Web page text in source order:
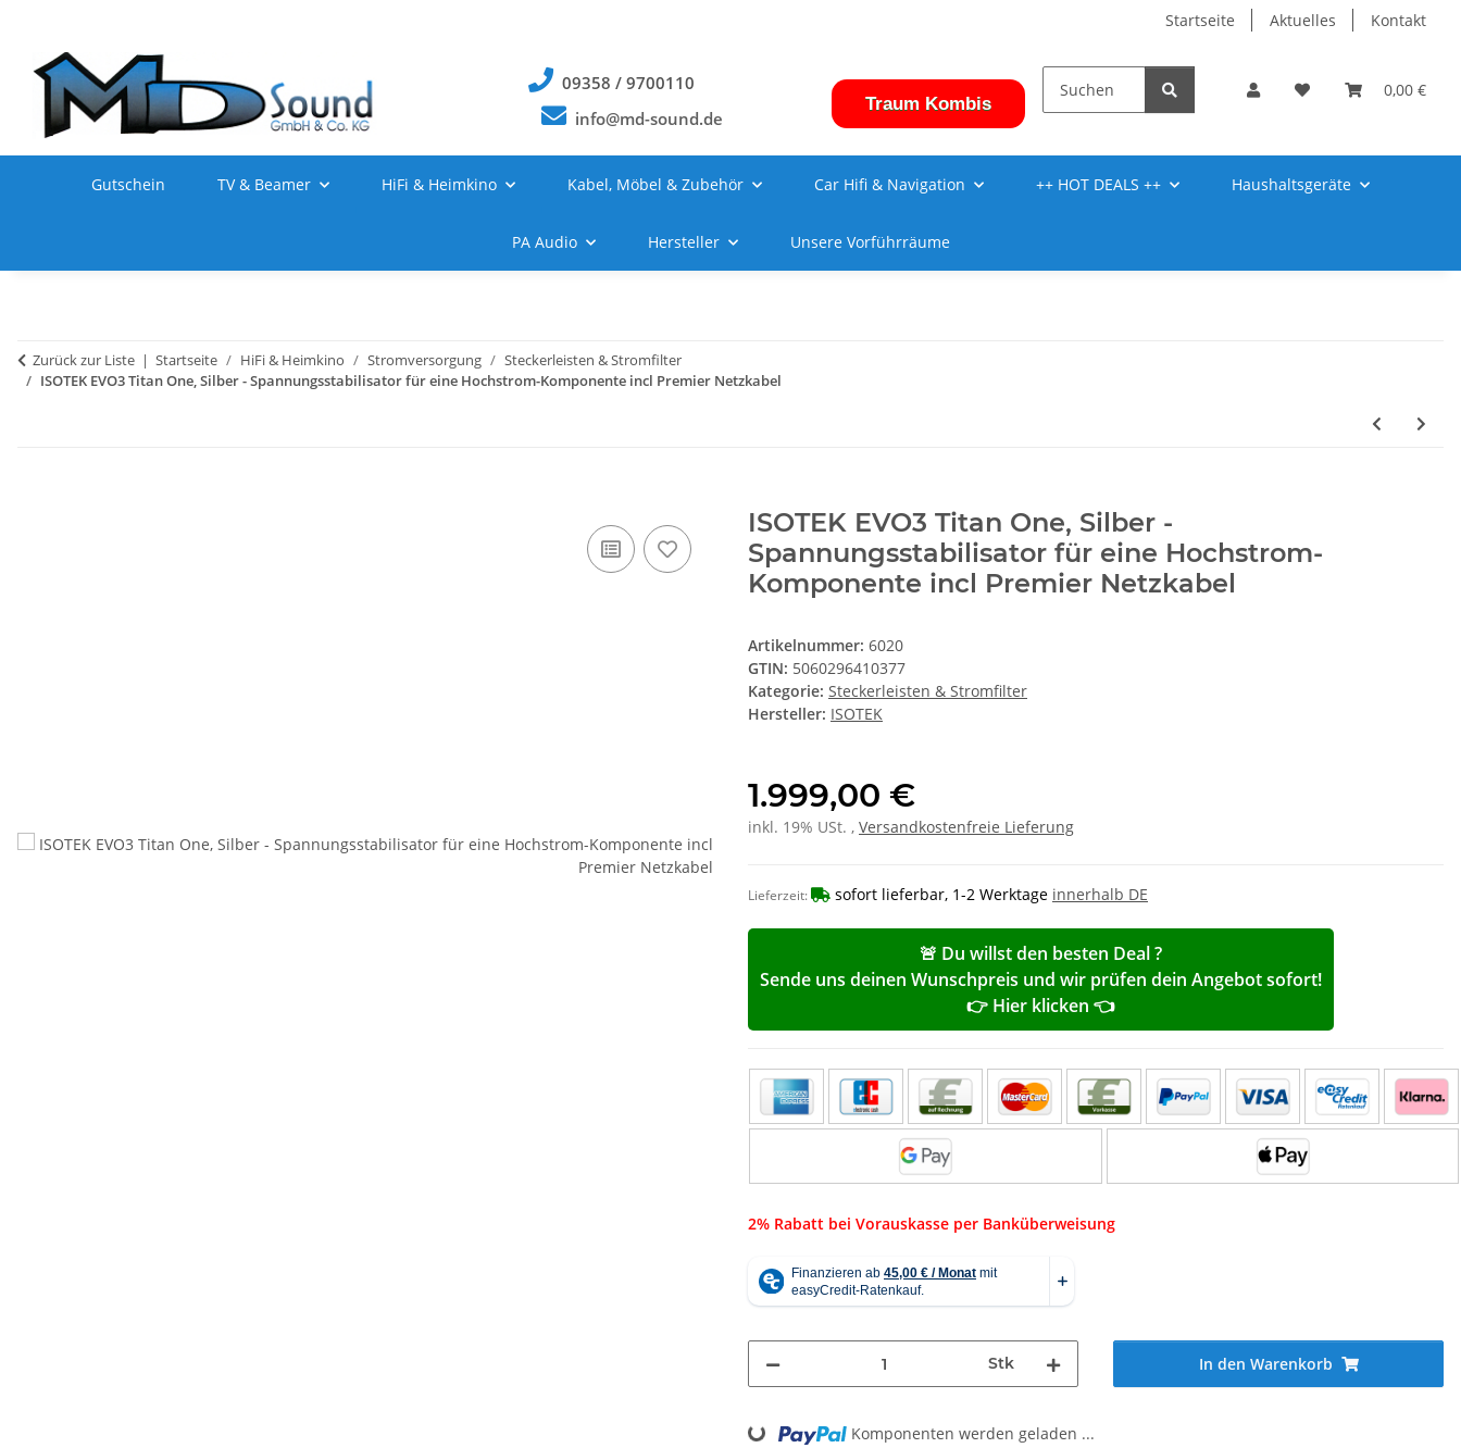
Startseite Aktuelles Kontakt
09358 / 9700110
info@md-sound.de
Traum Kombis
0,00 €
Gutschein TV & Beamer HiFi & Heimkino Kabel, Möbel & Zubehör Car Hifi & Navigation ++ HOT DEALS ++ Haushaltsgeräte
PA Audio Hersteller Unsere Vorführräume
Zurück zur Liste Startseite HiFi & Heimkino Stromversorgung
Steckerleisten & Stromfilter
ISOTEK EVO3 Titan One, Silber - Spannungsstabilisator für eine Hochstrom-Komponente incl Premier Netzkabel
ISOTEK EVO3 Titan One, Silber -
Spannungsstabilisator für eine Hochstrom-
Komponente incl Premier Netzkabel
Artikelnummer: 6020
GTIN: 5060296410377
Kategorie: Steckerleisten & Stromfilter
Hersteller: ISOTEK
1.999,00 €
inkl. 19% USt. , Versandkostenfreie Lieferung
Lieferzeit: sofort lieferbar, 1-2 Werktage innerhalb DE
🚨 Du willst den besten Deal ?
Sende uns deinen Wunschpreis und wir prüfen dein Angebot sofort!
👉 Hier klicken 👈
2% Rabatt bei Vorauskasse per Banküberweisung
Stk In den Warenkorb
Loading... Komponenten werden geladen ...